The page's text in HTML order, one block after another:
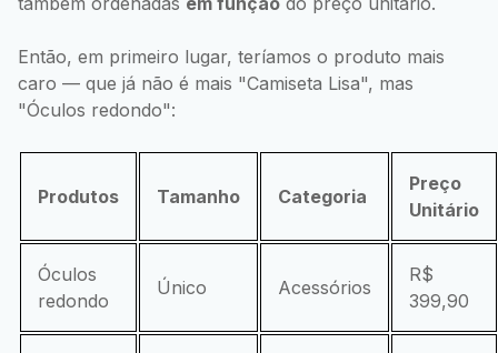
Então, em primeiro lugar, teríamos o produto mais
caro — que já não é mais "Camiseta Lisa", mas
"Óculos redondo":
Produtos Tamanho Categoria
Preço
Unitário
Óculos
redondo
Único Acessórios
R$
399,90